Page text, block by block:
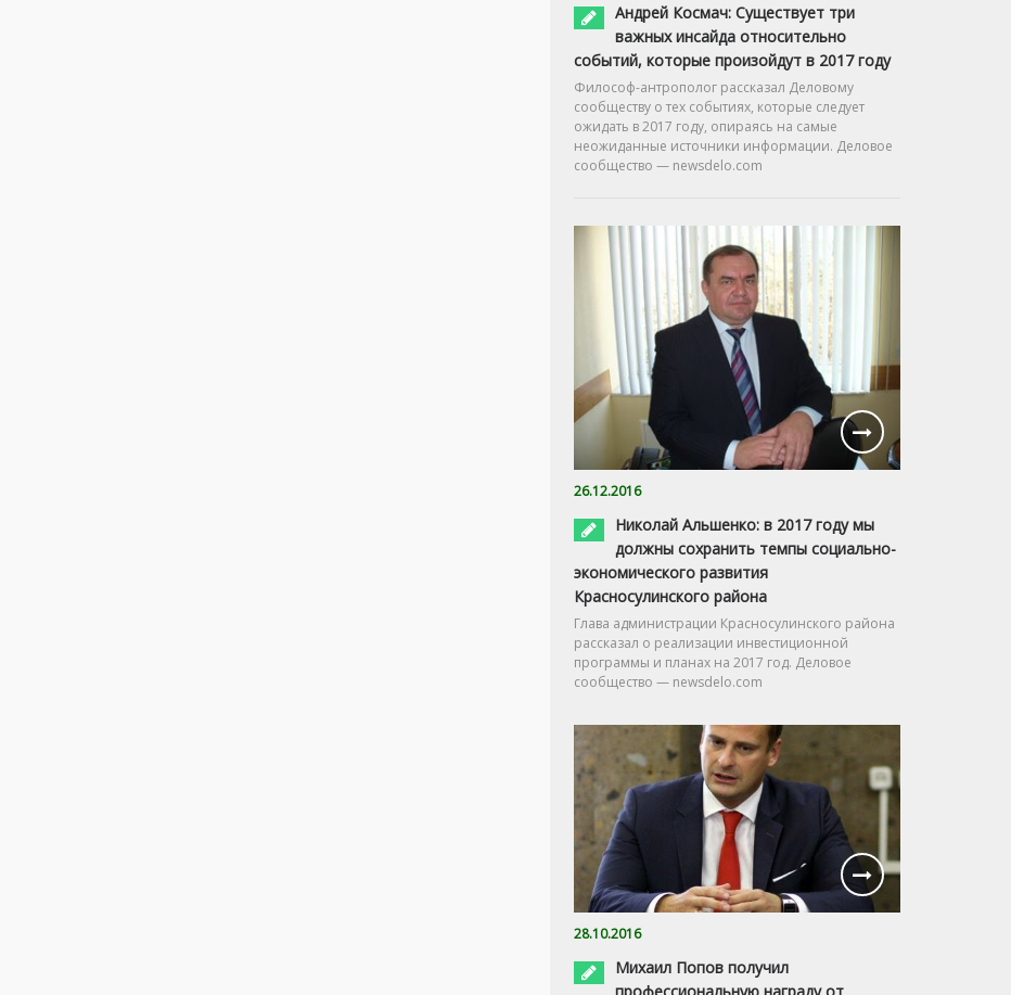
Андрей Космач: Существует три
важных инсайда относительно
событий, которые произойдут в 2017 году
Философ-антрополог рассказал Деловому
сообществу о тех событиях, которые следует
ожидать в 2017 году, опираясь на самые
неожиданные источники информации. Деловое
сообщество — newsdelo.com
26.12.2016
Николай Альшенко: в 2017 году мы
должны сохранить темпы социально-
экономического развития
Красносулинского района
Глава администрации Красносулинского района
рассказал о реализации инвестиционной
программы и планах на 2017 год. Деловое
сообщество — newsdelo.com
28.10.2016
Михаил Попов получил